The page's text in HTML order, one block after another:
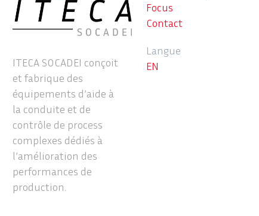
ITECA SOCADEI conçoit
et fabrique des
équipements d’aide à
la conduite et de
contrôle de process
complexes dédiés à
l’amélioration des
performances de
production.
Focus
Contact
Langue
EN